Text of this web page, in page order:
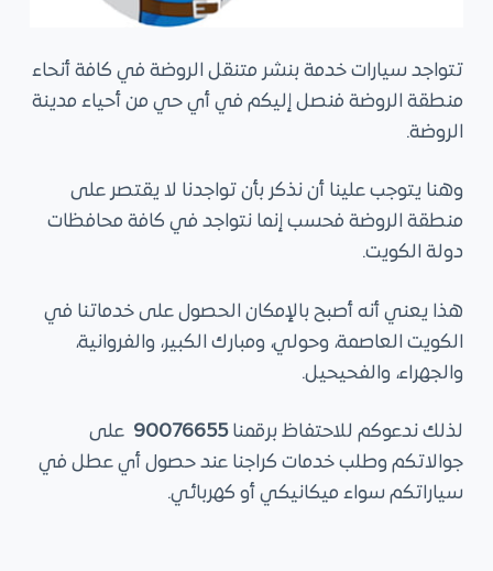
تتواجد سيارات خدمة بنشر متنقل الروضة في كافة أنحاء
منطقة الروضة فنصل إليكم في أي حي من أحياء مدينة
الروضة.
وهنا يتوجب علينا أن نذكر بأن تواجدنا لا يقتصر على
منطقة الروضة فحسب إنما نتواجد في كافة محافظات
دولة الكويت.
هذا يعني أنه أصبح بالإمكان الحصول على خدماتنا في
الكويت العاصمة، وحولي، ومبارك الكبير، والفروانية،
والجهراء، والفحيحيل.
لذلك ندعوكم للاحتفاظ برقمنا90076655 على
جوالاتكم وطلب خدمات كراجنا عند حصول أي عطل في
سياراتكم سواء ميكانيكي أو كهربائي.